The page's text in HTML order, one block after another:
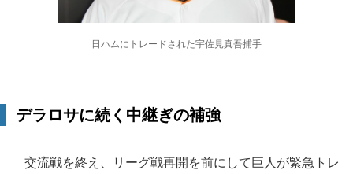
日ハムにトレードされた宇佐見真吾捕手
デラロサに続く中継ぎの補強
交流戦を終え、リーグ戦再開を前にして巨人が緊急トレ